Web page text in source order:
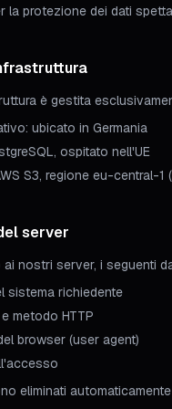
la protezione dei dati
è gestita
ubicato in Germania
ospitato nell'UE
S3, regione eu-central-1
server
nostri server, i seguenti
sistema richiedente
metodo HTTP
browser (user agent)
eliminati